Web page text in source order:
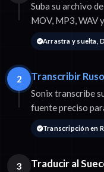
Suba su archivo
MOV, MP3, WAV
Arrastra y suelta,
2 Transcribir Ruso
Sonix transcribe
fuente preciso
Transcripción en
3 Traducir al